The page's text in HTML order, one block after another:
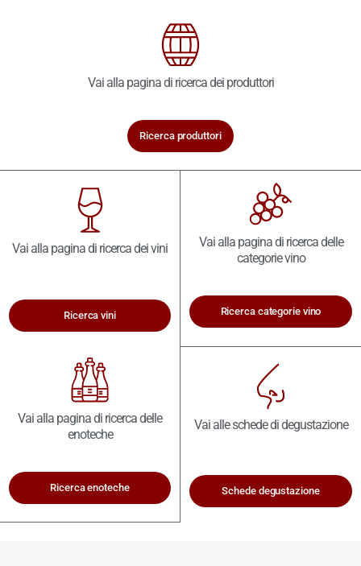
Vai alla pagina di ricerca dei produttori
Ricerca produttori
Vai alla pagina di ricerca dei vini
Ricerca vini
Vai alla pagina di ricerca delle
categorie vino
Ricerca categorie vino
Vai alla pagina di ricerca delle
enoteche
Ricerca enoteche
Vai alle schede di degustazione
Schede degustazione